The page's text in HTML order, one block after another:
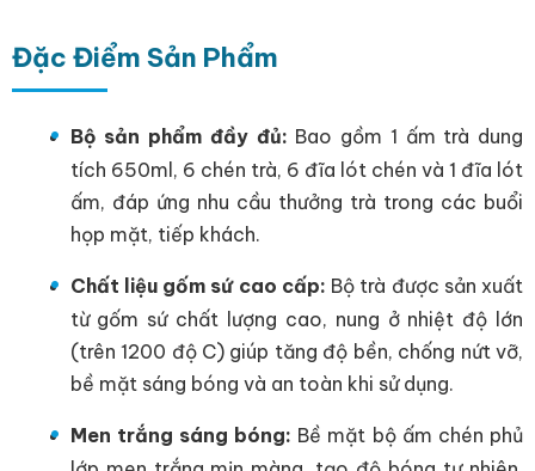
Đặc Điểm Sản Phẩm
Bộ sản phẩm đầy đủ: Bao gồm 1 ấm trà dung
tích 650ml, 6 chén trà, 6 đĩa lót chén và 1 đĩa lót
ấm, đáp ứng nhu cầu thưởng trà trong các buổi
họp mặt, tiếp khách.
Chất liệu gốm sứ cao cấp: Bộ trà được sản xuất
từ gốm sứ chất lượng cao, nung ở nhiệt độ lớn
(trên 1200 độ C) giúp tăng độ bền, chống nứt vỡ,
bề mặt sáng bóng và an toàn khi sử dụng.
Men trắng sáng bóng: Bề mặt bộ ấm chén phủ